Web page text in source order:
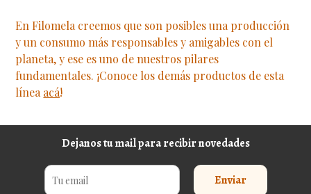
En Filomela creemos que son posibles una producción
y un consumo más responsables y amigables con el
planeta, y ese es uno de nuestros pilares
fundamentales. ¡Conoce los demás productos de esta
línea acá!
Dejanos tu mail para recibir novedades
Enviar